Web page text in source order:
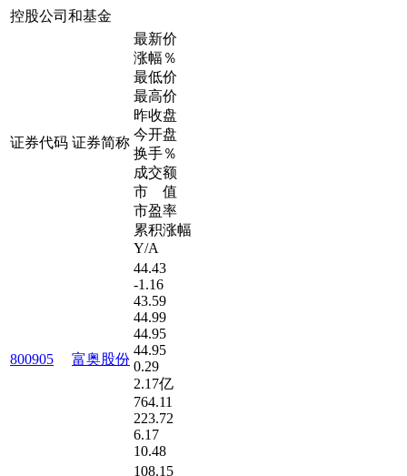
控股公司和基金
证券代码 证券简称
最新价
涨幅％
最低价
最高价
昨收盘
今开盘
换手％
成交额
市 值
市盈率
累积涨幅
Y/A
800905 富奥股份
44.43
-1.16
43.59
44.99
44.95
44.95
0.29
2.17亿
764.11
223.72
6.17
10.48
108.15